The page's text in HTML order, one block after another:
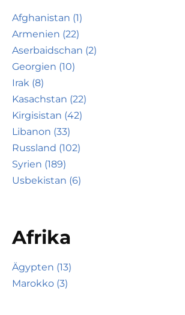
Afghanistan (1)
Armenien (22)
Aserbaidschan (2)
Georgien (10)
Irak (8)
Kasachstan (22)
Kirgisistan (42)
Libanon (33)
Russland (102)
Syrien (189)
Usbekistan (6)
Afrika
Ägypten (13)
Marokko (3)